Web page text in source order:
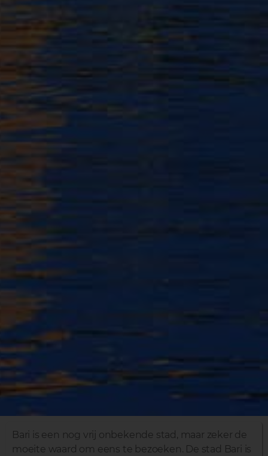
Bari is een nog vrij onbekende stad, maar zeker de
moeite waard om eens te bezoeken. De stad Bari is